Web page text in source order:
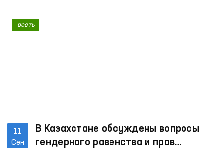
культурных прав, а также права на здоровую
11
Сен
В Казахстане обсуждены вопросы
гендерного равенства и прав
весть